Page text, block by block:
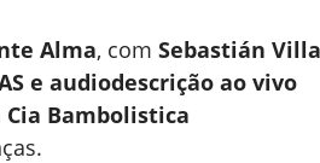
Alma, com Sebastián
e audiodescrição ao vivo
Cia Bambolistica